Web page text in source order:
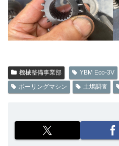
機械整備事業部 YBM Eco-3V
ボーリングマシン
土壌調査